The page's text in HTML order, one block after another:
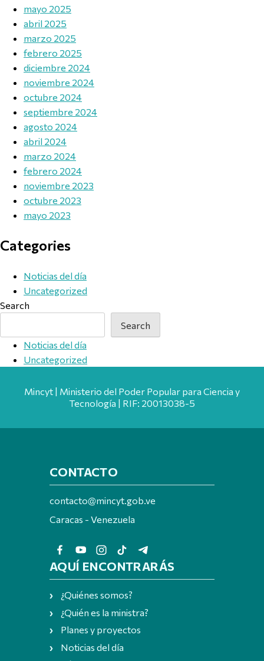
mayo 2025
abril 2025
marzo 2025
febrero 2025
diciembre 2024
noviembre 2024
octubre 2024
septiembre 2024
agosto 2024
abril 2024
marzo 2024
febrero 2024
noviembre 2023
octubre 2023
mayo 2023
Categories
Noticias del día
Uncategorized
Search
Search
Noticias del día
Uncategorized
Mincyt | Ministerio del Poder Popular para Ciencia y
Tecnología | RIF: 20013038-5
CONTACTO
contacto@mincyt.gob.ve
Caracas - Venezuela
AQUÍ ENCONTRARÁS
¿Quiénes somos?
¿Quién es la ministra?
Planes y proyectos
Noticias del día